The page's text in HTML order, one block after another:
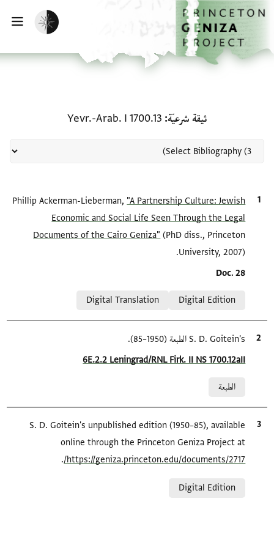
تخطي إلى المحتوى الرئيسي
الصفحة الرئيسية
تفعيل الوضع المظلم
ثيقة شرعيّة Yevr.-Arab. I 1700.13
الاقتباس المرجعي Phillip Ackerman-Lieberman, "A Partnership Culture: Jewish
Economic and Social Life Seen Through the Legal
Documents of the Cairo Geniza" (PhD diss., Princeton
University, 2007).
Location in source
Doc. 28
Digital Edition
Digital Translation
الاقتباس المرجعي
S. D. Goitein's الطبعة (1950–85).
Location in source
6E.2.2 Leningrad/RNL Firk. II NS 1700.12aII
الطبعة
الاقتباس المرجعي
S. D. Goitein's unpublished edition (1950–85), available
online through the Princeton Geniza Project at
https://geniza.princeton.edu/documents/2717/
.
Digital Edition